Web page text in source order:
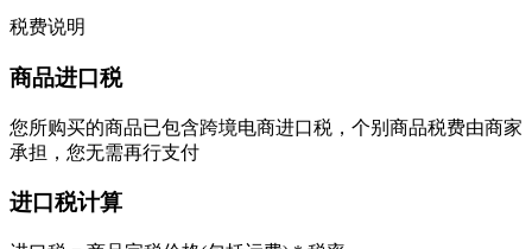
税费说明
商品进口税
您所购买的商品已包含跨境电商进口税，个别商品税费由商家
承担，您无需再行支付
进口税计算